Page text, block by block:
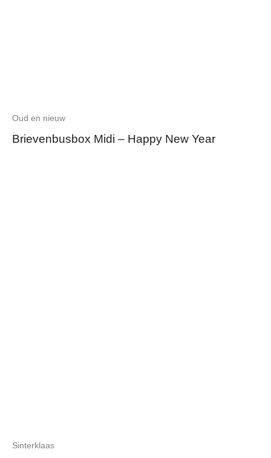
Oud en nieuw
Brievenbusbox Midi – Happy New Year
Sinterklaas